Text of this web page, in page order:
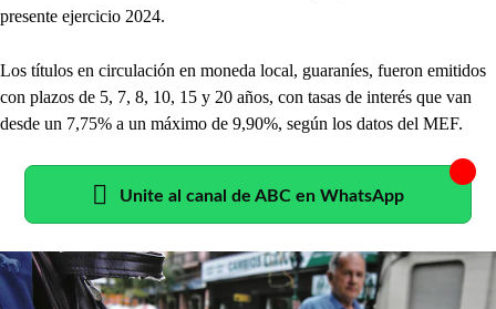
presente ejercicio 2024.
Los títulos en circulación en moneda local, guaraníes, fueron emitidos
con plazos de 5, 7, 8, 10, 15 y 20 años, con tasas de interés que van
desde un 7,75% a un máximo de 9,90%, según los datos del MEF.
Unite al canal de ABC en WhatsApp